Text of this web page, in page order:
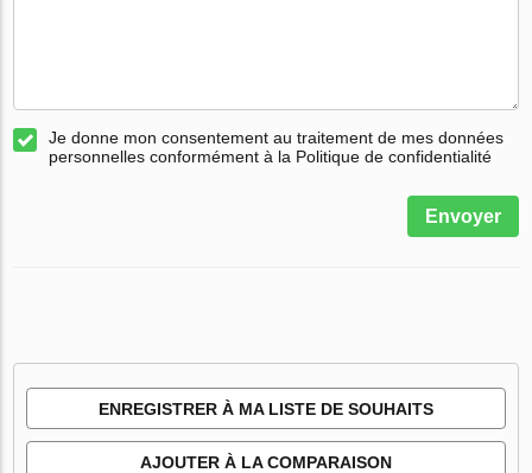
Je donne mon consentement au traitement de mes données
personnelles conformément à la Politique de confidentialité
Envoyer
ENREGISTRER À MA LISTE DE SOUHAITS
AJOUTER À LA COMPARAISON